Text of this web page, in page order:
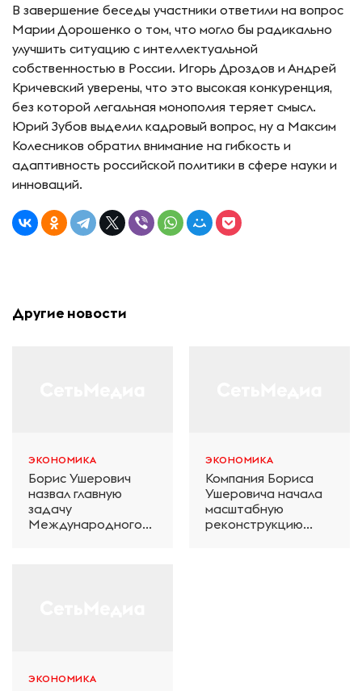
В завершение беседы участники ответили на вопрос
Марии Дорошенко о том, что могло бы радикально
улучшить ситуацию с интеллектуальной
собственностью в России. Игорь Дроздов и Андрей
Кричевский уверены, что это высокая конкуренция,
без которой легальная монополия теряет смысл.
Юрий Зубов выделил кадровый вопрос, ну а Максим
Колесников обратил внимание на гибкость и
адаптивность российской политики в сфере науки и
инноваций.
Другие новости
ЭКОНОМИКА
Борис Ушерович
назвал главную
задачу
Международного
ЭКОНОМИКА
Компания Бориса
Ушеровича начала
масштабную
реконструкцию
ЭКОНОМИКА